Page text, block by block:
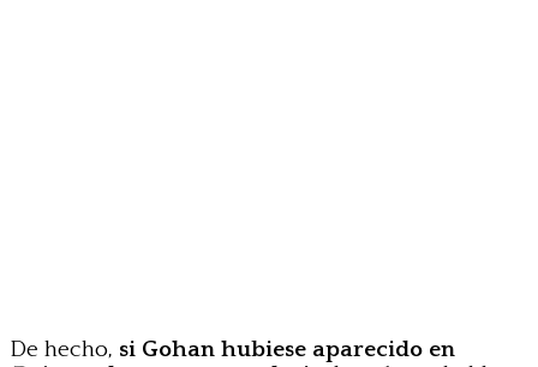
De hecho, si Gohan hubiese aparecido en